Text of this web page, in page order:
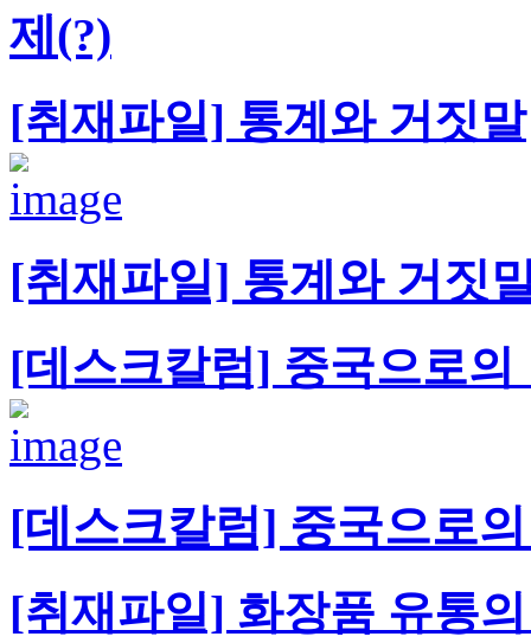
제(?)
[취재파일] 통계와 거짓말
[취재파일] 통계와 거짓
[데스크칼럼] 중국으로
[데스크칼럼] 중국으로
[취재파일] 화장품 유통의